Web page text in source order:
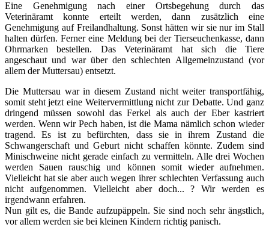
Eine Genehmigung nach einer Ortsbegehung durch das
Veterinäramt konnte erteilt werden, dann zusätzlich eine
Genehmigung auf Freilandhaltung. Sonst hätten wir sie nur im Stall
halten dürfen. Ferner eine Meldung bei der Tierseuchenkasse, dann
Ohrmarken bestellen. Das Veterinäramt hat sich die Tiere
angeschaut und war über den schlechten Allgemeinzustand (vor
allem der Muttersau) entsetzt.
Die Muttersau war in diesem Zustand nicht weiter transportfähig,
somit steht jetzt eine Weitervermittlung nicht zur Debatte. Und ganz
dringend müssen sowohl das Ferkel als auch der Eber kastriert
werden. Wenn wir Pech haben, ist die Mama nämlich schon wieder
tragend. Es ist zu befürchten, dass sie in ihrem Zustand die
Schwangerschaft und Geburt nicht schaffen könnte. Zudem sind
Minischweine nicht gerade einfach zu vermitteln. Alle drei Wochen
werden Sauen rauschig und können somit wieder aufnehmen.
Vielleicht hat sie aber auch wegen ihrer schlechten Verfassung auch
nicht aufgenommen. Vielleicht aber doch... ? Wir werden es
irgendwann erfahren.
Nun gilt es, die Bande aufzupäppeln. Sie sind noch sehr ängstlich,
vor allem werden sie bei kleinen Kindern richtig panisch.